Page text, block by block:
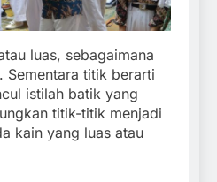
luas, sebagaimana
Sementara titik berarti
istilah batik yang
titik-titik menjadi
kain yang luas atau